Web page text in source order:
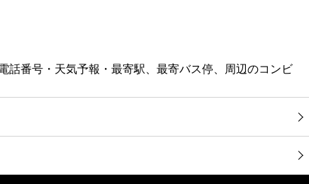
話番号・天気予報・最寄駅、最寄バス停、周辺のコンビ